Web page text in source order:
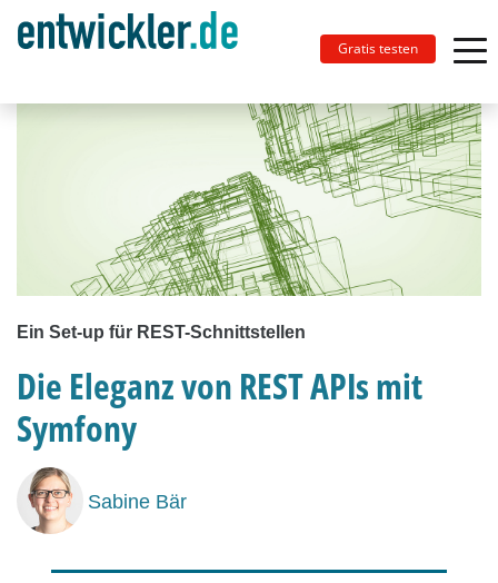
Gratis testen
Ein Set-up für REST-Schnittstellen
Die Eleganz von REST APIs mit
Symfony
Sabine Bär